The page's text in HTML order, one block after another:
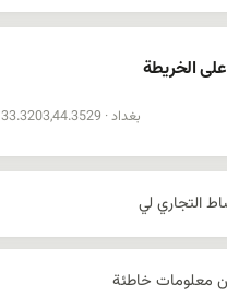
الخريطة
بغداد · 33.3203,44.3529
التجاري لي
عن معلومات خاطئة